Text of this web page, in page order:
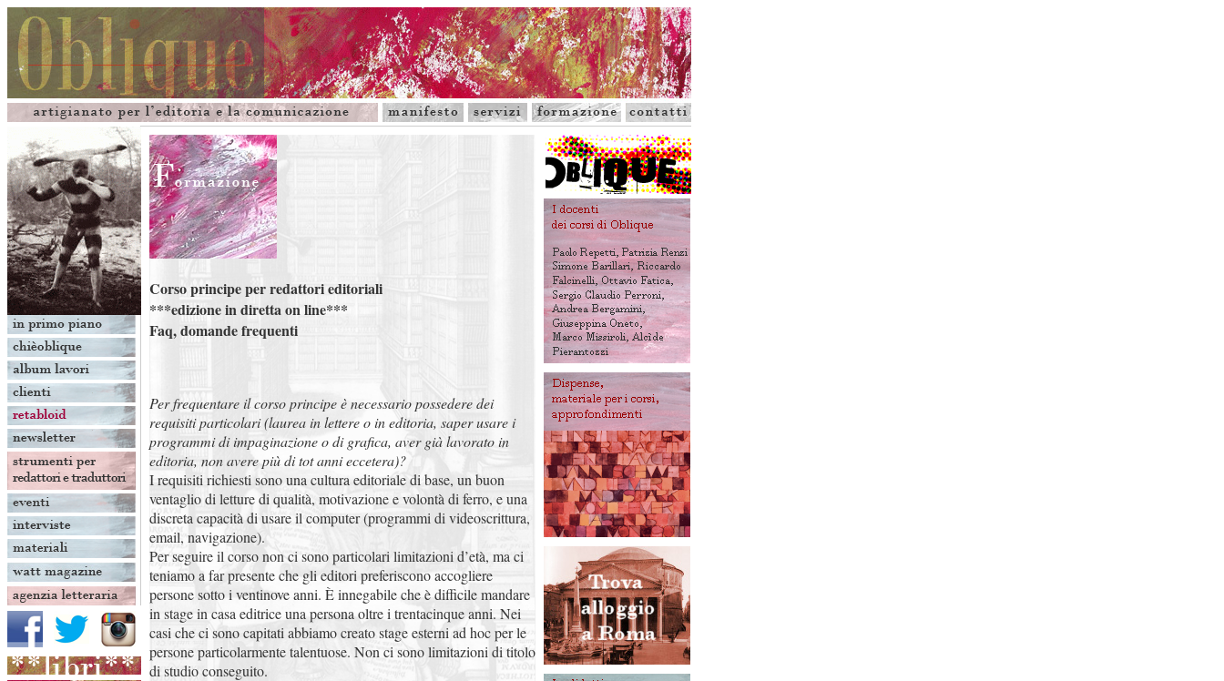
Corso principe per redattori editoriali
***edizione in diretta on line***
Faq, domande frequenti
Per frequentare il corso principe è necessario possedere dei
requisiti particolari (laurea in lettere o in editoria, saper usare i
programmi di impaginazione o di grafica, aver già lavorato in
editoria, non avere più di tot anni eccetera)?
I requisiti richiesti sono una cultura editoriale di base, un buon
ventaglio di letture di qualità, motivazione e volontà di ferro, e una
discreta capacità di usare il computer (programmi di videoscrittura,
email, navigazione).
Per seguire il corso non ci sono particolari limitazioni d’età, ma ci
teniamo a far presente che gli editori preferiscono accogliere
persone sotto i ventinove anni. È innegabile che è difficile mandare
in stage in casa editrice una persona oltre i trentacinque anni. Nei
casi che ci sono capitati abbiamo creato stage esterni ad hoc per le
persone particolarmente talentuose. Non ci sono limitazioni di titolo
di studio conseguito.